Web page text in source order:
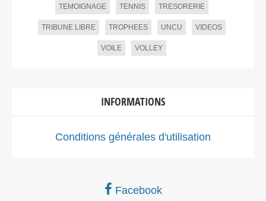
TEMOIGNAGE TENNIS TRESORERIE
TRIBUNE LIBRE TROPHEES UNCU VIDEOS
VOILE VOLLEY
INFORMATIONS
Conditions générales d'utilisation
Facebook